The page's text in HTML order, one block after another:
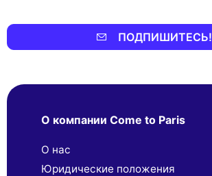
ПОДПИШИТЕСЬ!
О компании Come to Paris
О нас
Юридические положения